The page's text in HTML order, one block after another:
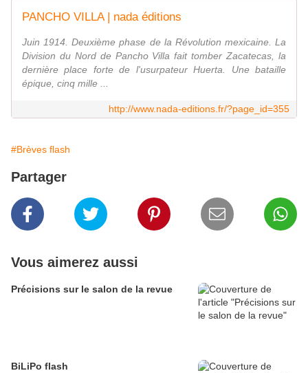
PANCHO VILLA | nada éditions
Juin 1914. Deuxième phase de la Révolution mexicaine. La
Division du Nord de Pancho Villa fait tomber Zacatecas, la
dernière place forte de l'usurpateur Huerta. Une bataille
épique, cinq mille ...
http://www.nada-editions.fr/?page_id=355
#Brèves flash
Partager
Vous aimerez aussi
Précisions sur le salon de la revue
BiLiPo flash